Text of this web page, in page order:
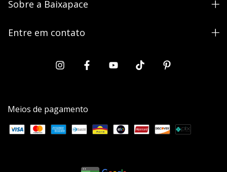
Sobre a Baixapace
Entre em contato
Meios de pagamento